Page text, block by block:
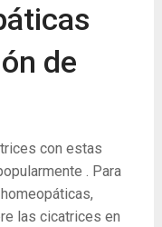
de
con estas
. Para
las cicatrices en